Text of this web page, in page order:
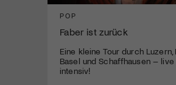
POP
Faber ist zurück
Eine kleine Tour durch Luzern,
Basel und Schaffhausen – live
intensiv!